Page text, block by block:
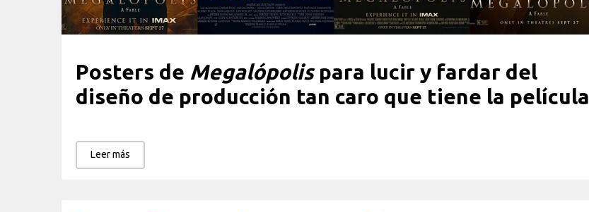
Posters de Megalópolispara lucir y fardar del
diseño de producción tan caro que tiene la película
Leer más